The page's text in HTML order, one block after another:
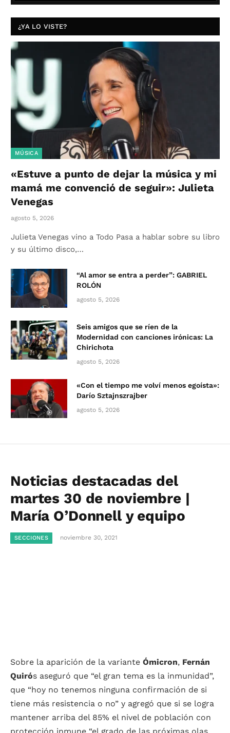
¿YA LO VISTE?
MÚSICA
«Estuve a punto de dejar la música y mi
mamá me convenció de seguir»: Julieta
Venegas
agosto 5, 2026
Julieta Venegas vino a Todo Pasa a hablar sobre su libro
y su último disco,…
“Al amor se entra a perder”: GABRIEL
ROLÓN
agosto 5, 2026
Seis amigos que se ríen de la
Modernidad con canciones irónicas: La
Chirichota
agosto 5, 2026
«Con el tiempo me volví menos egoísta»:
Darío Sztajnszrajber
agosto 5, 2026
Noticias destacadas del
martes 30 de noviembre |
María O’Donnell y equipo
SECCIONES noviembre 30, 2021
Sobre la aparición de la variante Ómicron, Fernán
Quirós aseguró que “el gran tema es la inmunidad”,
que “hoy no tenemos ninguna confirmación de si
tiene más resistencia o no” y agregó que si se logra
mantener arriba del 85% el nivel de población con